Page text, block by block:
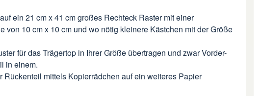
ein 21 cm x 41 cm großes Rechteck Raster mit einer
von 10 cm x 10 cm und wo nötig kleinere Kästchen mit der Größe
für das Trägertop in Ihrer Größe übertragen und zwar Vorder-
in einem.
Rückenteil mittels Kopierrädchen auf ein weiteres Papier